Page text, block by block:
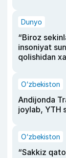
Dunyo
“Biroz
insoniyat
qolishidan
O‘zbekiston
Andijonda
joylab, YTH
O‘zbekiston
“Sakkiz